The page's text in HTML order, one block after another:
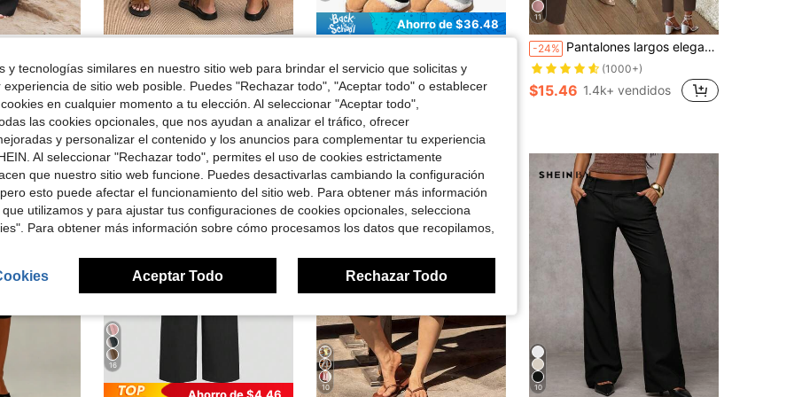
#8 Más vendidos en Mezclilla Pantalones De Mujer
#8 Más vendidos en Mezclilla Pantalones De Mujer
¡Casi agotado!
#8 Más vendidos en Mezclilla Pantalones De Mujer
¡Casi agotado!
#8 Más vendidos
¡Casi agotado!
$21.41 600+ vendidos
Ahorro de $36.48
(1000+)
$23.40 1.2k+ vendidos
Envío Rápido
11
-24% Pantalones largos elegantes para mujer con pliegues, bolsillos laterales y pierna cónica para ir al trabajo
(1000+)
$15.46 1.4k+ vendidos
16
Ahorro de $4.46 10 10
y tecnologías similares en nuestro sitio web para brindar el servicio que solicitas y
de sitio web posible. Puedes "Rechazar todo", "Aceptar todo" o establecer
en cualquier momento a tu elección. Al seleccionar "Aceptar todo",
las cookies opcionales, que nos ayudan a analizar el tráfico, ofrecer
y personalizar el contenido y los anuncios para complementar tu experiencia
Al seleccionar "Rechazar todo", permites el uso de cookies estrictamente
que nuestro sitio web funcione. Puedes desactivarlas cambiando la configuración
esto puede afectar el funcionamiento del sitio web. Para obtener más información
utilizamos y para ajustar tus configuraciones de cookies opcionales, selecciona
Para obtener más información sobre cómo procesamos los datos que recopilamos,
Aceptar Todo Rechazar Todo